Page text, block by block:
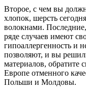
Второе, с чем вы
хлопок, шерсть
волокнами. Последние,
ряде случаев имеют
гипоаллергенность и
позволяют, и вы
материалов, обратите
Европе отменного
Польши и Молдовы.